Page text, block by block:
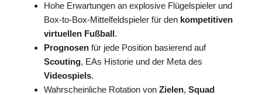
Hohe Erwartungen an explosive Flügelspieler und
Box-to-Box-Mittelfeldspieler für den kompetitiven
virtuellen Fußball.
Prognosen für jede Position basierend auf
Scouting, EAs Historie und der Meta des
Videospiels.
Wahrscheinliche Rotation von Zielen, Squad